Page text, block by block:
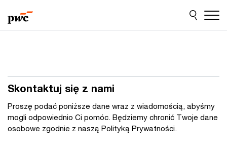
do
treści
do
stopki
Skontaktuj się z nami
Proszę podać poniższe dane wraz z wiadomością, abyśmy
mogli odpowiednio Ci pomóc. Będziemy chronić Twoje dane
osobowe zgodnie z naszą Polityką Prywatności.